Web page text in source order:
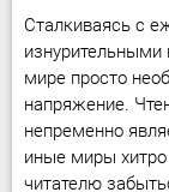
Сталкиваясь с
изнурительными
мире просто
напряжение.
непременно
иные миры
читателю